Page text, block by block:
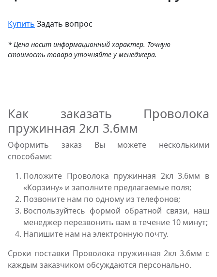
Купить Задать вопрос
* Цена носит информационный характер. Точную
стоимость товара уточняйте у менеджера.
Как заказать Проволока
пружинная 2кл 3.6мм
Оформить заказ Вы можете несколькими
способами:
Положите Проволока пружинная 2кл 3.6мм в
«Корзину» и заполните предлагаемые поля;
Позвоните нам по одному из телефонов;
Воспользуйтесь формой обратной связи, наш
менеджер перезвонить вам в течение 10 минут;
Напишите нам на электронную почту.
Сроки поставки Проволока пружинная 2кл 3.6мм с
каждым заказчиком обсуждаются персонально.